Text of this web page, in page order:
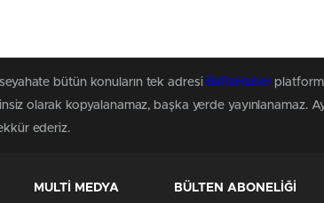
bütün konuların tek adresi BafraHaber
olarak kopyalanamaz, başka yerde yayınlanamaz.
ederiz.
MULTİ MEDYA BÜLTEN ABONELİĞİ